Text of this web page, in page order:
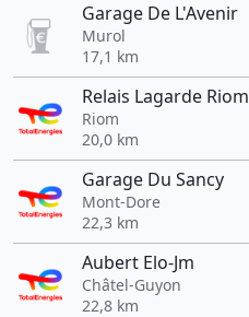
Garage De L'Avenir
Murol
17,1 km
Relais Lagarde Riom
Riom
20,0 km
Garage Du Sancy
Mont-Dore
22,3 km
Aubert Elo-Jm
Châtel-Guyon
22,8 km